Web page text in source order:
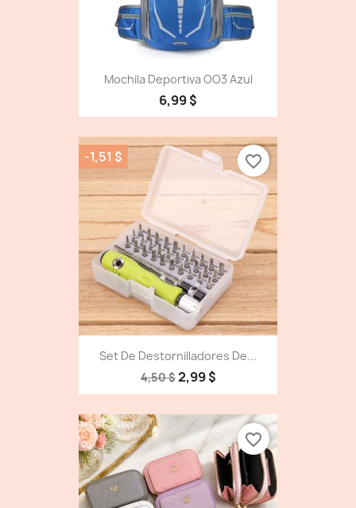
Mochila Deportiva OO3 Azul
6,99 $
Set De Destornilladores De...
4,50 $2,99 $
-1,51 $ favorite_border
favorite_border